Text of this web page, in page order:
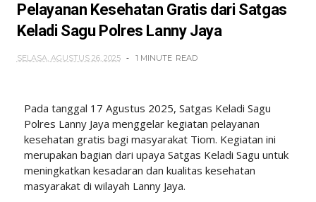
Pelayanan Kesehatan Gratis dari Satgas
Keladi Sagu Polres Lanny Jaya
SELASA, AGUSTUS 26, 2025 1 MINUTE READ
Pada tanggal 17 Agustus 2025, Satgas Keladi Sagu
Polres Lanny Jaya menggelar kegiatan pelayanan
kesehatan gratis bagi masyarakat Tiom. Kegiatan ini
merupakan bagian dari upaya Satgas Keladi Sagu untuk
meningkatkan kesadaran dan kualitas kesehatan
masyarakat di wilayah Lanny Jaya.